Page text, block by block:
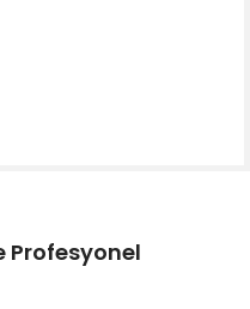
Profesyonel